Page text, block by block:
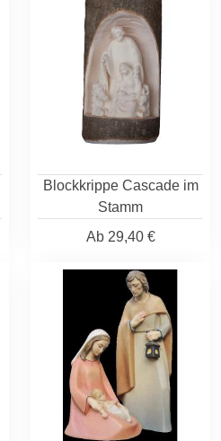
Blockkrippe Cascade im
Stamm
Ab29,40 €